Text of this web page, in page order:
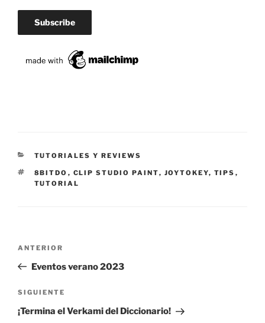
CATEGORÍAS
TUTORIALES Y REVIEWS
ETIQUETAS
8BITDO , CLIP STUDIO PAINT, JOYTOKEY, TIPS ,
TUTORIAL
entradas
Entrada
anterior:
ANTERIOR
Eventos verano 2023
Siguiente
entrada
SIGUIENTE
¡Termina el Verkami del Diccionario!